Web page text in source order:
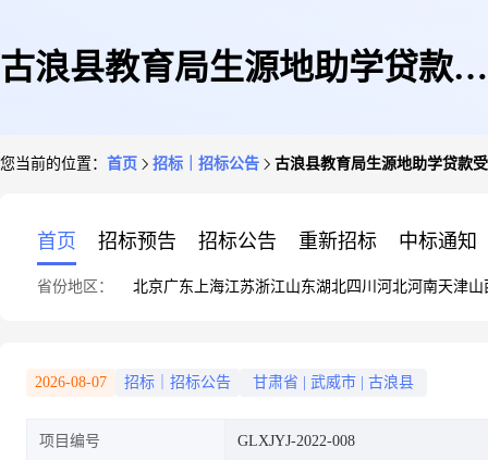
古浪县教育局生源地助学贷款受
您当前的位置： 首页 招标｜招标公告 古浪县教育局生源地助学贷款
首页 招标预告 招标公告 重新招标 中标通知
省份地区： 北京广东 上海江苏浙江山东湖北四川 河北河南天津山
2026-08-07 招标｜招标公告 甘肃省 武威市 古浪县
项目编号 GLXJYJ-2022-008